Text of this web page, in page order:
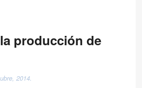
producción de
2014.